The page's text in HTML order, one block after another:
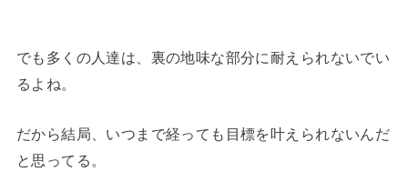
でも多くの人達は、裏の地味な部分に耐えられないでい
るよね。
だから結局、いつまで経っても目標を叶えられないんだ
と思ってる。